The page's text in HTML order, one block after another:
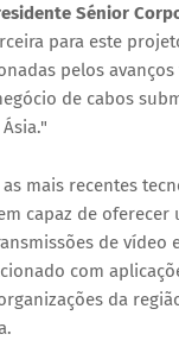
Sénior
para este
pelos
de cabos
as mais recentes
capaz de
de vídeo
com
da